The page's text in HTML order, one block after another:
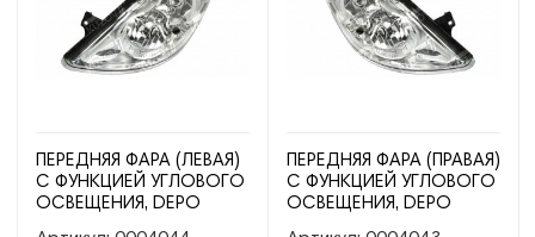
ПЕРЕДНЯЯ ФАРА (ЛЕВАЯ)
С ФУНКЦИЕЙ УГЛОВОГО
ОСВЕЩЕНИЯ, DEPO
ПЕРЕДНЯЯ ФАРА (ПРАВАЯ)
С ФУНКЦИЕЙ УГЛОВОГО
ОСВЕЩЕНИЯ, DEPO